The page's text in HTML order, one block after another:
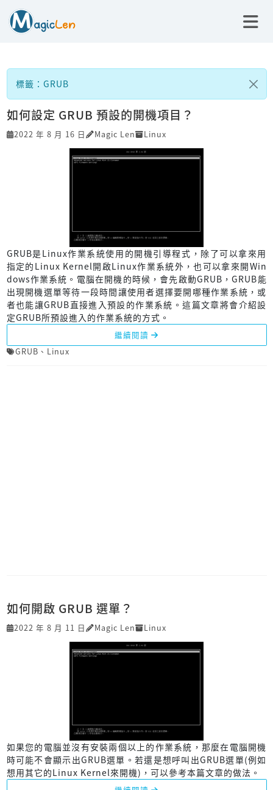
標籤：GRUB
如何設定 GRUB 預設的開機項目？
2022 年 8 月 16 日 Magic Len Linux
GRUB是Linux作業系統使用的開機引導程式，除了可以拿來用
指定的Linux Kernel開啟Linux作業系統外，也可以拿來開Win
dows作業系統。電腦在開機的時候，會先啟動GRUB，GRUB能
出現開機選單等待一段時間讓使用者選擇要開哪種作業系統，或
者也能讓GRUB直接進入預設的作業系統。這篇文章將會介紹設
定GRUB所預設進入的作業系統的方式。
繼續閱讀
GRUB 、 Linux
如何開啟 GRUB 選單？
2022 年 8 月 11 日 Magic Len Linux
如果您的電腦並沒有安裝兩個以上的作業系統，那麼在電腦開機
時可能不會顯示出GRUB選單。若還是想呼叫出GRUB選單(例如
想用其它的Linux Kernel來開機)，可以參考本篇文章的做法。